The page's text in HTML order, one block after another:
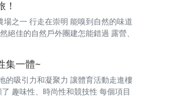
之一 行走在崇明 能嗅到自然的味道
佳的自然戶外團建怎能錯過 露營、
集一體~
的吸引力和凝聚力 讓體育活動走進樓
趣味性、時尚性和競技性 每個項目